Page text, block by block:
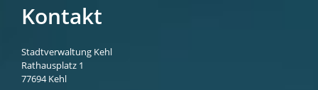
Kontakt
Stadtverwaltung Kehl
Rathausplatz 1
77694 Kehl